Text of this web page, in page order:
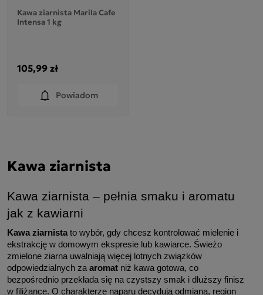
Kawa ziarnista Marila Cafe
Intensa 1 kg
105,99 zł
Powiadom
Kawa ziarnista
Kawa ziarnista – pełnia smaku i aromatu
jak z kawiarni
Kawa ziarnista to wybór, gdy chcesz kontrolować mielenie i
ekstrakcję w domowym ekspresie lub kawiarce. Świeżo
zmielone ziarna uwalniają więcej lotnych związków
odpowiedzialnych za aromat niż kawa gotowa, co
bezpośrednio przekłada się na czystszy smak i dłuższy finisz
w filiżance. O charakterze naparu decydują odmiana, region